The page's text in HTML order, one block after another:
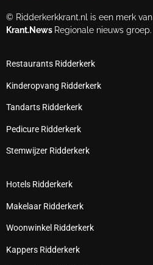
© Ridderkerkkrant.nl is een merk van
Krant.News Regionale nieuws groep.
Restaurants Ridderkerk
Kinderopvang Ridderkerk
Tandarts Ridderkerk
Pedicure Ridderkerk
Stemwijzer Ridderkerk
Hotels Ridderkerk
Makelaar Ridderkerk
Woonwinkel Ridderkerk
Kappers Ridderkerk